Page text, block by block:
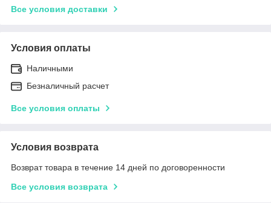
Все условия доставки
Условия оплаты
Наличными
Безналичный расчет
Все условия оплаты
Условия возврата
Возврат товара в течение 14 дней по договоренности
Все условия возврата